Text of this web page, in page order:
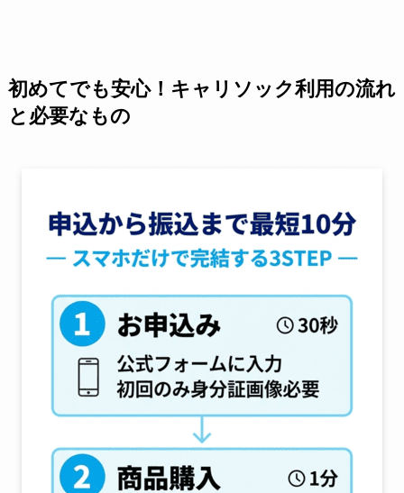
初めてでも安心！キャリソック利用の流れ
と必要なもの